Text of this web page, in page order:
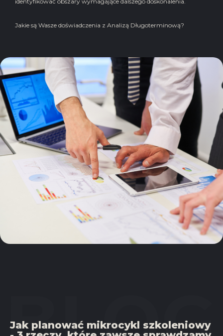
Jakie są Wasze doświadczenia z Analizą Długoterminową?
Jak planować mikrocykl szkoleniowy